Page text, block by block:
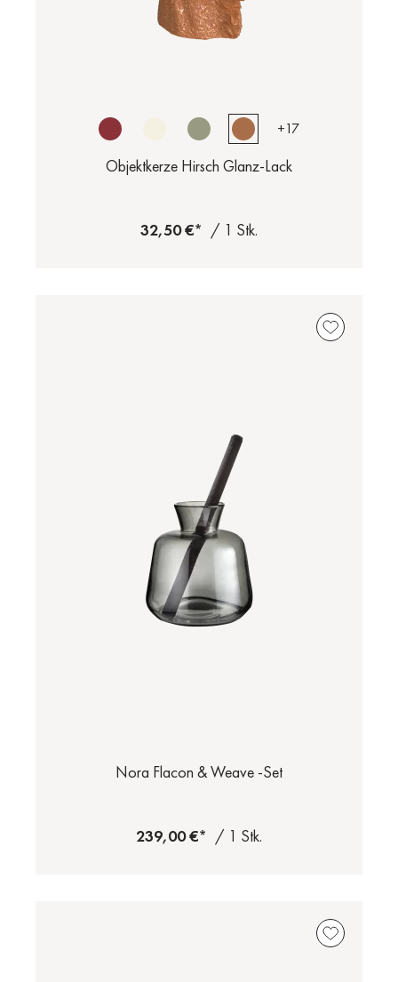
+17
Objektkerze Hirsch Glanz-Lack
32,50 €* / 1 Stk.
Nora Flacon & Weave -Set
239,00 €* / 1 Stk.